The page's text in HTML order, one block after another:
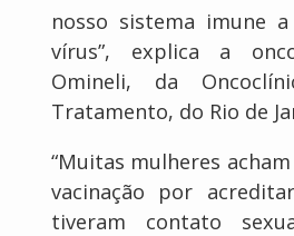
nosso sistema imune
vírus”, explica a
Omineli, da
Tratamento, do Rio de
“Muitas mulheres
vacinação por
tiveram contato